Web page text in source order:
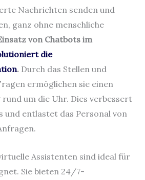
Nachrichten senden und
ganz ohne menschliche
von Chatbots im
die
. Durch das Stellen und
ermöglichen sie einen
um die Uhr. Dies verbessert
und entlastet das Personal von
Assistenten sind ideal für
Sie bieten 24/7-